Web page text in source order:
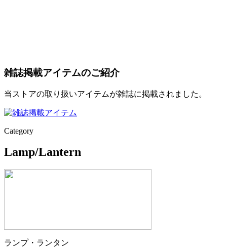
雑誌掲載アイテムのご紹介
当ストアの取り扱いアイテムが雑誌に掲載されました。
Category
Lamp/Lantern
ランプ・ランタン